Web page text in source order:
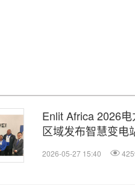
Enlit Africa 2026
区域发布智慧变电
2026-05-27 15:40